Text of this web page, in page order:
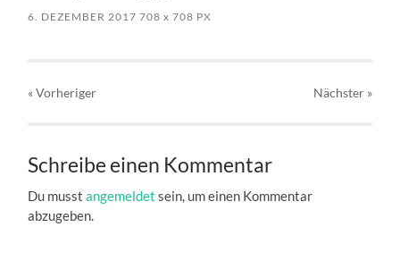
6. DEZEMBER 2017 708x 708 PX
« Vorheriger Nächster »
Schreibe einen Kommentar
Du musstangemeldet sein, um einen Kommentar
abzugeben.